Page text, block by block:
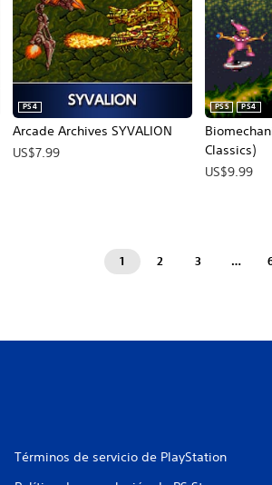
Arcade Archives SYVALION
PS4
US$7.99
Classics)
PS5 PS4
US$9.99
1 2 3 …
Términos de servicio de PlayStation